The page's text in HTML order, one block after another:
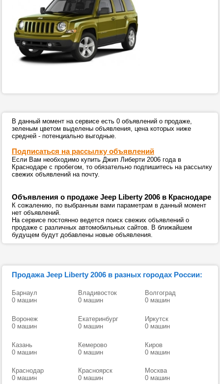
В данный момент на сервисе есть 0 объявлений о продаже,
зеленым цветом выделены объявления, цена которых ниже
средней - потенциально выгодные.
Подписаться на рассылку объявлений
Если Вам необходимо купить Джип Либерти 2006 года в
Краснодаре с пробегом, то обязательно подпишитесь на рассылку
свежих объявлений на почту.
Объявления о продаже Jeep Liberty 2006 в Краснодаре
К сожалению, по выбранным вами параметрам в данный момент
нет объявлений.
На сервисе постоянно ведется поиск свежих объявлений о
продаже с различных автомобильных сайтов. В ближайшем
будущем будут добавлены новые объявления.
Продажа Jeep Liberty 2006 в разных городах России:
Барнаул
0 машин
Владивосток
0 машин
Волгоград
0 машин
Воронеж
0 машин
Екатеринбург
0 машин
Иркутск
0 машин
Казань
0 машин
Кемерово
0 машин
Киров
0 машин
Краснодар
0 машин
Красноярск
0 машин
Москва
0 машин